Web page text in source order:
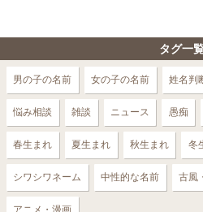
タグ一
男の子の名前 女の子の名前 姓名判
悩み相談 雑談 ニュース 愚痴
春生まれ 夏生まれ 秋生まれ 冬
シワシワネーム 中性的な名前 古風
アニメ・漫画